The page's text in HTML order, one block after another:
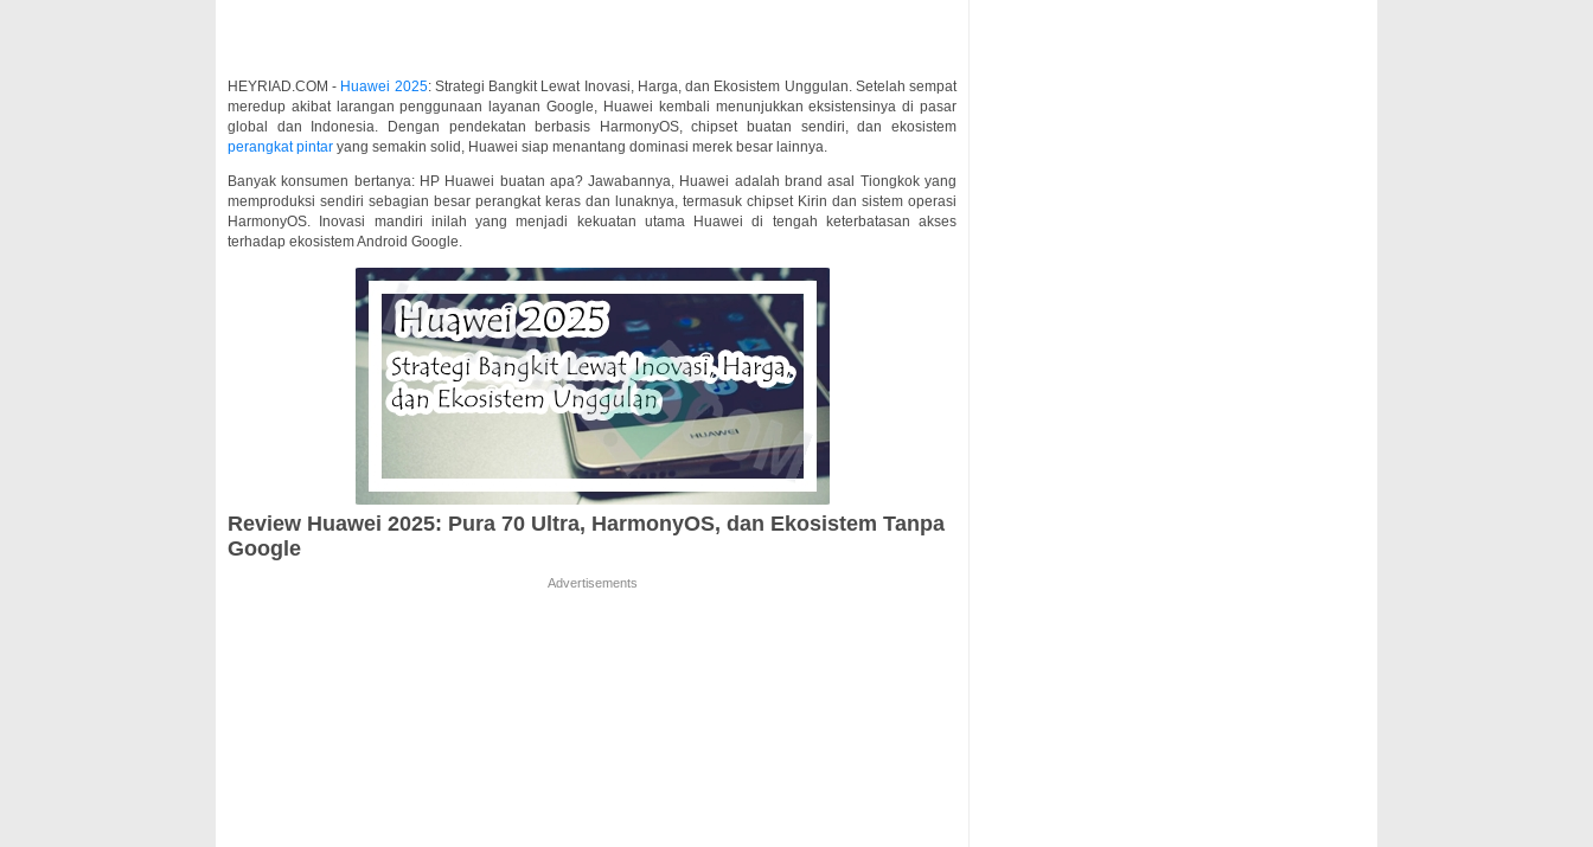
HEYRIAD.COM - Huawei 2025: Strategi Bangkit Lewat Inovasi, Harga, dan Ekosistem Unggulan. Setelah sempat
meredup akibat larangan penggunaan layanan Google, Huawei kembali menunjukkan eksistensinya di pasar
global dan Indonesia. Dengan pendekatan berbasis HarmonyOS, chipset buatan sendiri, dan ekosistem
perangkat pintar yang semakin solid, Huawei siap menantang dominasi merek besar lainnya.
Banyak konsumen bertanya: HP Huawei buatan apa? Jawabannya, Huawei adalah brand asal Tiongkok yang
memproduksi sendiri sebagian besar perangkat keras dan lunaknya, termasuk chipset Kirin dan sistem operasi
HarmonyOS. Inovasi mandiri inilah yang menjadi kekuatan utama Huawei di tengah keterbatasan akses
terhadap ekosistem Android Google.
Review Huawei 2025: Pura 70 Ultra, HarmonyOS, dan Ekosistem Tanpa
Google
Advertisements